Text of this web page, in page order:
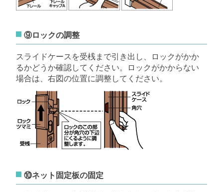
⑨ロックの調整
スライドケースを受桟まで引き出し、ロックがかか
るかどうか確認してください。ロックがかからない
場合は、右図の位置に調整してください。
⑩ネット固定板の固定